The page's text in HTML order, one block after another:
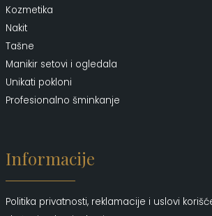
Kozmetika
Nakit
Tašne
Manikir setovi i ogledala
Unikati pokloni
Profesionalno šminkanje
Informacije
Politika privatnosti, reklamacije i uslovi